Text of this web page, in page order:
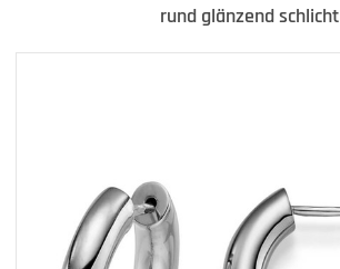
rund glänzend schlicht